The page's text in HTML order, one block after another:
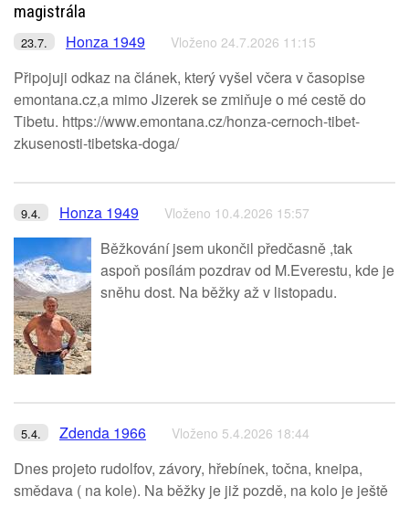
magistrála
23.7. Honza 1949 Vloženo 24.7.2026 11:15
Připojuji odkaz na článek, který vyšel včera v časopise
emontana.cz,a mimo Jizerek se zmiňuje o mé cestě do
Tibetu. https://www.emontana.cz/honza-cernoch-tibet-
zkusenosti-tibetska-doga/
9.4. Honza 1949 Vloženo 10.4.2026 15:57
Běžkování jsem ukončil předčasně ,tak
aspoň posílám pozdrav od M.Everestu, kde je
sněhu dost. Na běžky až v listopadu.
5.4. Zdenda 1966 Vloženo 5.4.2026 18:44
Dnes projeto rudolfov, závory, hřebínek, točna, kneipa,
smědava ( na kole). Na běžky je již pozdě, na kolo je ještě